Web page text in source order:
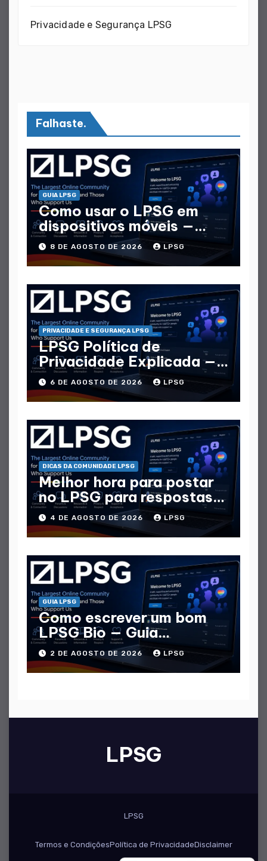
Privacidade e Segurança LPSG
Falhaste.
GUIA LPSG
Como usar o LPSG em
dispositivos móveis —
Guia Móvel completo
8 DE AGOSTO DE 2026 LPSG
PRIVACIDADE E SEGURANÇA LPSG
LPSG Política de
Privacidade Explicada —
Que Dados Coletam
6 DE AGOSTO DE 2026 LPSG
DICAS DA COMUNIDADE LPSG
Melhor hora para postar
no LPSG para respostas
máximas
4 DE AGOSTO DE 2026 LPSG
GUIA LPSG
Como escrever um bom
LPSG Bio — Guia
completo
2 DE AGOSTO DE 2026 LPSG
LPSG
LPSG
Termos e CondiçõesPolítica de PrivacidadeDisclaimer